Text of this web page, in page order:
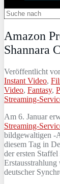
Amazon
Shannara
Veröffentlicht
Instant Video,
Video, Fantasy,
Streaming-
Am 6. Januar
Streaming-
bildgewaltigen -
diesem Tag in
der ersten
deutscher